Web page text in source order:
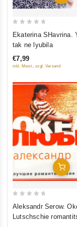
5
Ekaterina SHavrina.
tak ne lyubila
€7,99
inkl. Mwst., zzgl. Versand
In
Aleksandr Serow.
Lutschschie